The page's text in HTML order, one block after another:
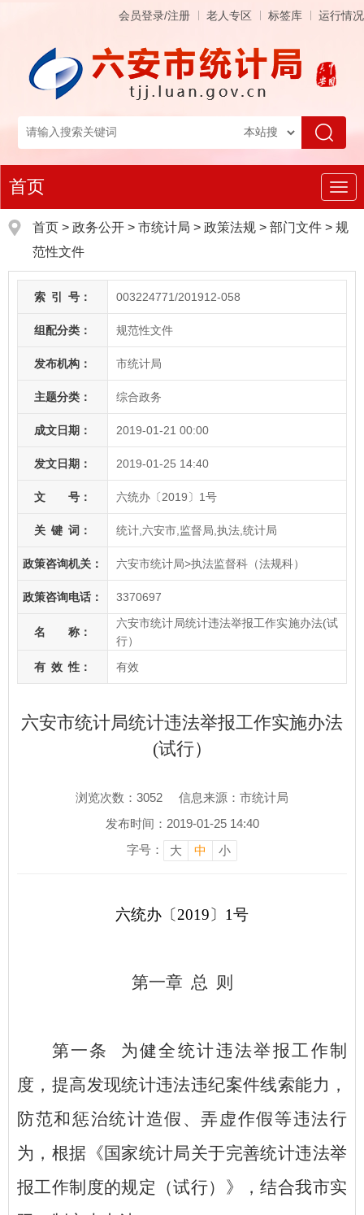
会员登录/注册 老人专区 标签库 运行情况
导
航
首页
首页 > 政务公开 > 市统计局 > 政策法规 > 部门文件 > 规
范性文件
索 引 号： 003224771/201912-058
组配分类： 规范性文件
发布机构： 市统计局
主题分类： 综合政务
成文日期： 2019-01-21 00:00
发文日期： 2019-01-25 14:40
文 号： 六统办〔2019〕1号
关 键 词： 统计,六安市,监督局,执法,统计局
政策咨询机关： 六安市统计局>执法监督科（法规科）
政策咨询电话： 3370697
名 称：
六安市统计局统计违法举报工作实施办法(试
行）
有 效 性： 有效
六安市统计局统计违法举报工作实施办法
(试行）
浏览次数： 3052
信息来源：市统计局
发布时间：2019-01-25 14:40
字号：
大 中 小
六统办〔 2019 〕 1号
第一章 总 则
第一条
为健全统计违法举报工作制
度，提高发现统计违法违纪案件线索能力，
防范和惩治统计造假、弄虚作假等违法行
为，根据《国家统计局关于完善统计违法举
报工作制度的规定（试行）》，结合我市实